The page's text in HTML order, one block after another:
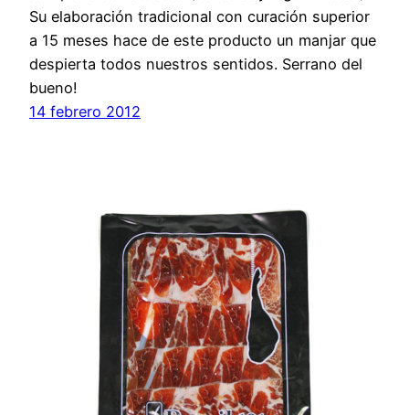
Su elaboración tradicional con curación superior
a 15 meses hace de este producto un manjar que
despierta todos nuestros sentidos. Serrano del
bueno!
14 febrero 2012